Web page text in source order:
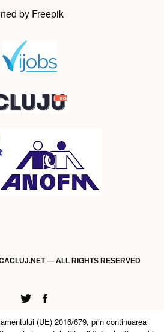
by Freepik
— ALL RIGHTS RESERVED
(UE) 2016/679, prin continuarea